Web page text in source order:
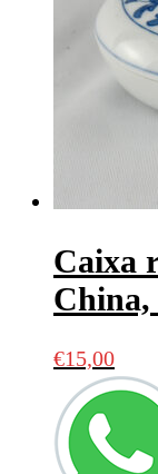
Caixa
China,
€15,00